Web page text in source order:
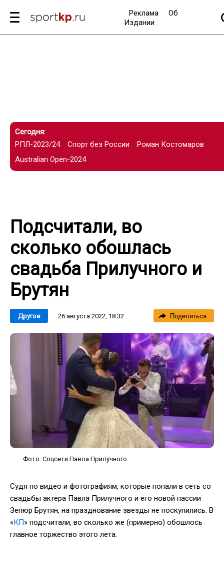
Реклама
Об
Издании
Сегодня:
РПЛ-2023/24
Спорт без России
Роман Костомаров
Australian Open-2024
Подсчитали, во
сколько обошлась
свадьба Прилучного и
Брутян
Другое 26 августа 2022, 18:32 Поделиться
Фото: Соцсети Павла Прилучного
Судя по видео и фотографиям, которые попали в сеть со
свадьбы актера Павла Прилучного и его новой пассии
Зепюр Брутян, на празднование звезды не поскупились. В
«КП» подсчитали, во сколько же (примерно) обошлось
главное торжество этого лета.